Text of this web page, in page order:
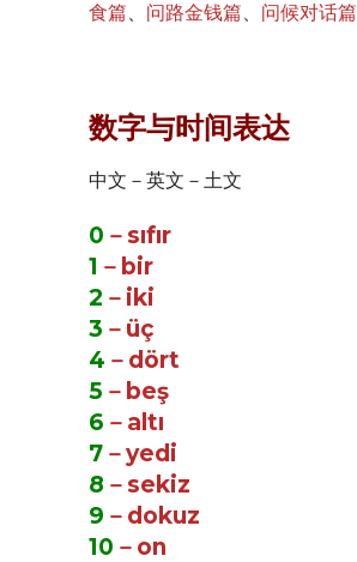
食篇
问路金钱篇 问候对话篇
数字与时间表达
中文－英文－土文
0 －sıfır
1 －bir
2 －iki
3 －üç
4 －dört
5 －beş
6 －altı
7 －yedi
8 －sekiz
9 －dokuz
10 －on